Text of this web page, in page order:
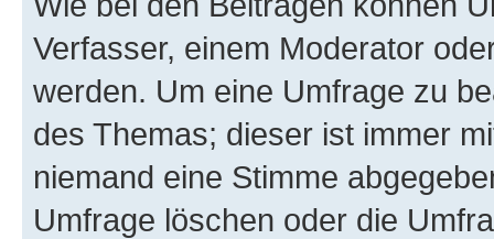
Verfasser, einem Moderator
werden. Um eine Umfrage zu
des Themas; dieser ist immer
niemand eine Stimme
Umfrage löschen oder die